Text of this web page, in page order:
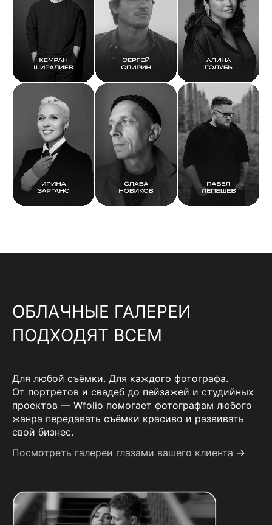
ОБЛАЧНЫЕ ГАЛЕРЕИ
ПОДХОДЯТ ВСЕМ
Для любой съёмки. Для каждого фотографа.
От портретов и свадеб до пейзажей и студийных
проектов — Wfolio помогает фотографам любого
жанра передавать съёмки красиво и развивать
свой бизнес.
Посмотреть галереи глазами вашего клиента →